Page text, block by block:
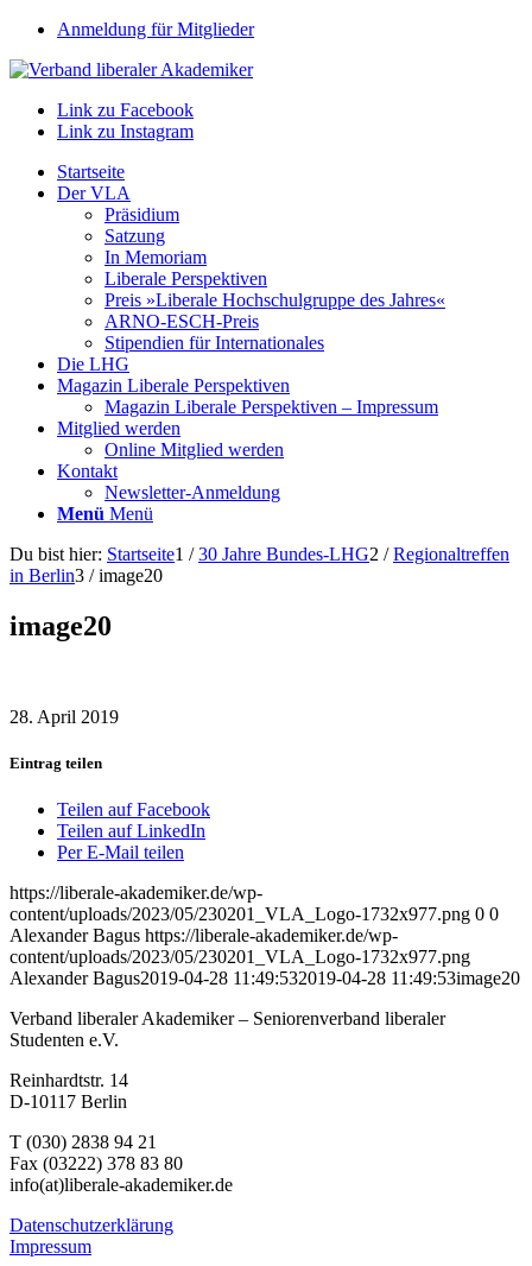
Anmeldung für Mitglieder
Link zu Facebook
Link zu Instagram
Startseite
Der VLA
Präsidium
Satzung
In Memoriam
Liberale Perspektiven
Preis »Liberale Hochschulgruppe des Jahres«
ARNO-ESCH-Preis
Stipendien für Internationales
Die LHG
Magazin Liberale Perspektiven
Magazin Liberale Perspektiven – Impressum
Mitglied werden
Online Mitglied werden
Kontakt
Newsletter-Anmeldung
Menü Menü
Du bist hier: Startseite1 / 30 Jahre Bundes-LHG2 / Regionaltreffen
in Berlin3 / image20
image20
28. April 2019
Eintrag teilen
Teilen auf Facebook
Teilen auf LinkedIn
Per E-Mail teilen
https://liberale-akademiker.de/wp-
content/uploads/2023/05/230201_VLA_Logo-1732x977.png 0 0
Alexander Bagus https://liberale-akademiker.de/wp-
content/uploads/2023/05/230201_VLA_Logo-1732x977.png
Alexander Bagus2019-04-28 11:49:532019-04-28 11:49:53image20
Verband liberaler Akademiker – Seniorenverband liberaler
Studenten e.V.
Reinhardtstr. 14
D-10117 Berlin
T (030) 2838 94 21
Fax (03222) 378 83 80
info(at)liberale-akademiker.de
Datenschutzerklärung
Impressum